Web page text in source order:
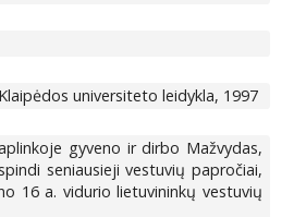
universiteto leidykla, 1997
gyveno ir dirbo Mažvydas,
seniausieji vestuvių papročiai,
16 a. vidurio lietuvininkų vestuvių